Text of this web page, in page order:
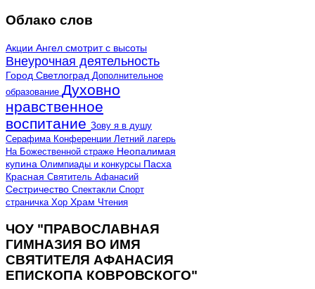
Облако слов
Акции Ангел смотрит с высоты
Внеурочная деятельность
Город Светлоград Дополнительное
образование Духовно
нравственное
воспитание Зову я в душу
Серафима Конференции Летний лагерь
На Божественной страже Неопалимая
купина Олимпиады и конкурсы Пасха
Красная Святитель Афанасий
Сестричество Спектакли Спорт
страничка Хор Храм Чтения
ЧОУ "ПРАВОСЛАВНАЯ
ГИМНАЗИЯ ВО ИМЯ
СВЯТИТЕЛЯ АФАНАСИЯ
ЕПИСКОПА КОВРОВСКОГО"